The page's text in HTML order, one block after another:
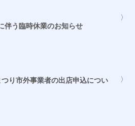
伴う臨時休業のお知らせ
り市外事業者の出店申込につい